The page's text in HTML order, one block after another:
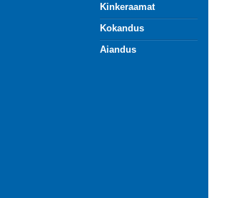
Kinkeraamat
Kokandus
Aiandus